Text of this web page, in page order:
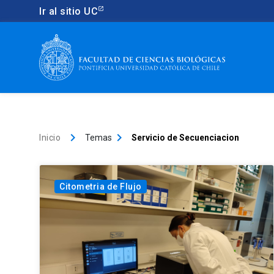
Ir al sitio UC
Inicio keyboard_arrow_right Temas keyboard_arrow_right Servicio de Secuenciacion
Citometria de Flujo